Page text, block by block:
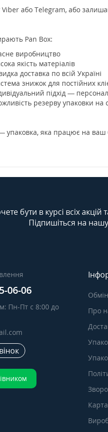
або Telegram, або
Pan Box:
виробництво
якість матеріалів
доставка по всій Україні
знижок для постійних
підхід —
резерву упаковки на
упаковка, яка працює на ваш
бути в курсі всіх акцій
Підпишіться на
06-06
Пн-Пт с 8:00 до
Про